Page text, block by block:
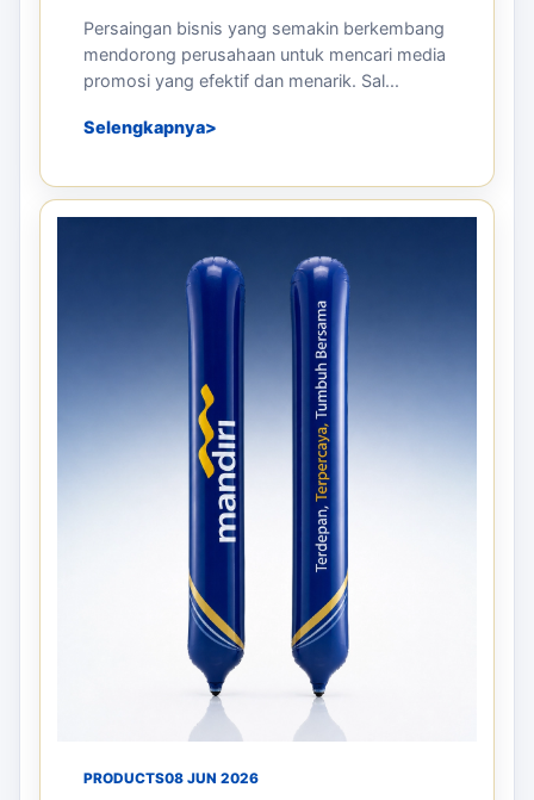
Persaingan bisnis yang semakin berkembang
mendorong perusahaan untuk mencari media
promosi yang efektif dan menarik. Sal...
Selengkapnya
PRODUCTS08 JUN 2026